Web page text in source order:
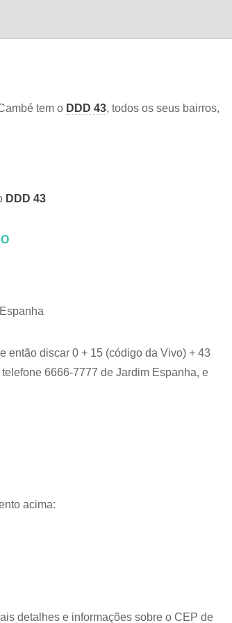
tem o DDD 43, todos os seus bairros,
DDD 43
então discar 0 + 15 (código da Vivo) + 43
6666-7777 de Jardim Espanha, e
acima:
detalhes e informações sobre o CEP de